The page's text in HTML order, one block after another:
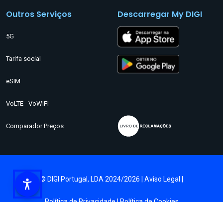
Outros Serviços
5G
Tarifa social
eSIM
VoLTE - VoWIFI
Comparador Preços
Descarregar My DIGI
© DIGI Portugal, LDA 2024/2026 | Aviso Legal